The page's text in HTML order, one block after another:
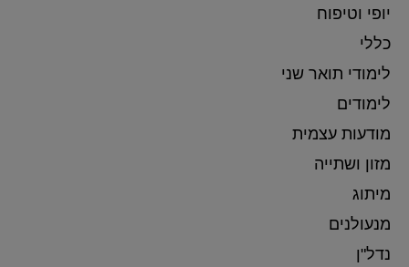
יופי וטיפוח
כללי
לימודי תואר שני
לימודים
מודעות עצמית
מזון ושתייה
מיתוג
מנעולנים
נדל"ן